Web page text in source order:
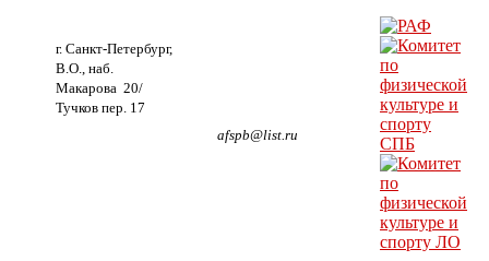
г. Санкт-Петербург,
В.О., наб.
Макарова 20/
Тучков пер. 17
afspb@list.ru